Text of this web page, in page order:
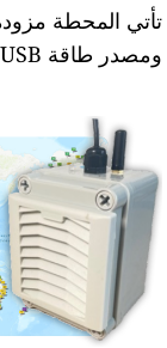
ومصدر طاقة USB ومعدات تركيب ولوحة شمسية اختيارية.